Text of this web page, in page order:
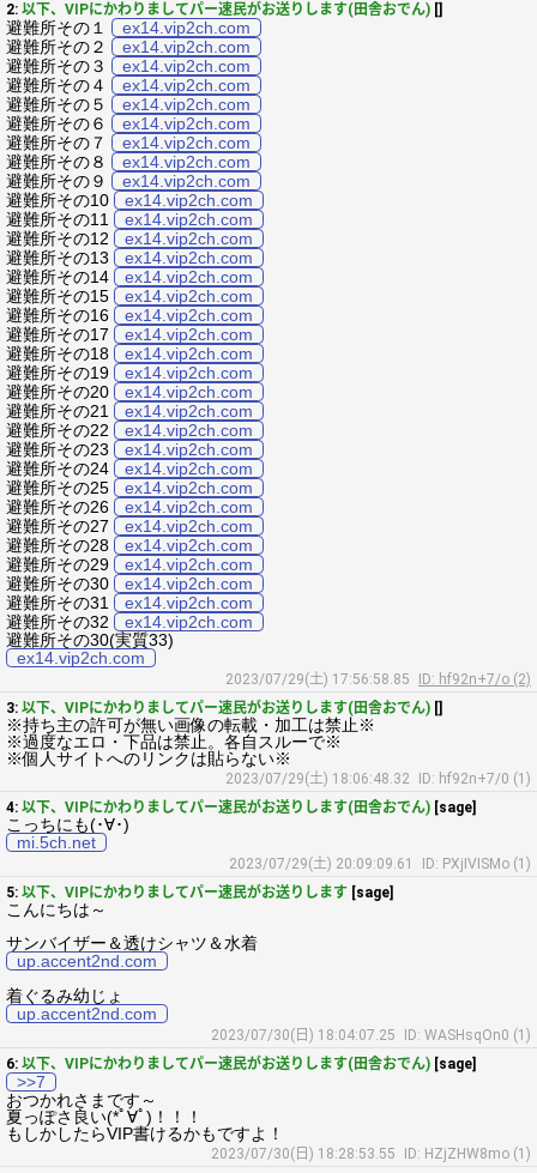
2: 以下、VIPにかわりましてパー速民がお送りします(田舎おでん) []
避難所その１
ex14.vip2ch.com
避難所その２
ex14.vip2ch.com
避難所その３
ex14.vip2ch.com
避難所その４
ex14.vip2ch.com
避難所その５
ex14.vip2ch.com
避難所その６
ex14.vip2ch.com
避難所その７
ex14.vip2ch.com
避難所その８
ex14.vip2ch.com
避難所その９
ex14.vip2ch.com
避難所その10
ex14.vip2ch.com
避難所その11
ex14.vip2ch.com
避難所その12
ex14.vip2ch.com
避難所その13
ex14.vip2ch.com
避難所その14
ex14.vip2ch.com
避難所その15
ex14.vip2ch.com
避難所その16
ex14.vip2ch.com
避難所その17
ex14.vip2ch.com
避難所その18
ex14.vip2ch.com
避難所その19
ex14.vip2ch.com
避難所その20
ex14.vip2ch.com
避難所その21
ex14.vip2ch.com
避難所その22
ex14.vip2ch.com
避難所その23
ex14.vip2ch.com
避難所その24
ex14.vip2ch.com
避難所その25
ex14.vip2ch.com
避難所その26
ex14.vip2ch.com
避難所その27
ex14.vip2ch.com
避難所その28
ex14.vip2ch.com
避難所その29
ex14.vip2ch.com
避難所その30
ex14.vip2ch.com
避難所その31
ex14.vip2ch.com
避難所その32
ex14.vip2ch.com
避難所その30(実質33)
ex14.vip2ch.com
2023/07/29(土) 17:56:58.85
ID: hf92n+7/o (2)
3: 以下、VIPにかわりましてパー速民がお送りします(田舎おでん) []
※持ち主の許可が無い画像の転載・加工は禁止※
※過度なエロ・下品は禁止。各自スルーで※
※個人サイトへのリンクは貼らない※
2023/07/29(土) 18:06:48.32
ID: hf92n+7/0 (1)
4: 以下、VIPにかわりましてパー速民がお送りします(田舎おでん) [sage]
こっちにも(･∀･)
mi.5ch.net
2023/07/29(土) 20:09:09.61
ID: PXjIVISMo (1)
5: 以下、VIPにかわりましてパー速民がお送りします [sage]
こんにちは～
サンバイザー＆透けシャツ＆水着
up.accent2nd.com
着ぐるみ幼じょ
up.accent2nd.com
2023/07/30(日) 18:04:07.25
ID: WASHsqOn0 (1)
6: 以下、VIPにかわりましてパー速民がお送りします(田舎おでん) [sage]
>>7
おつかれさまです～
夏っぽさ良い(*ﾟ∀ﾟ)！！！
もしかしたらVIP書けるかもですよ！
2023/07/30(日) 18:28:53.55
ID: HZjZHW8mo (1)